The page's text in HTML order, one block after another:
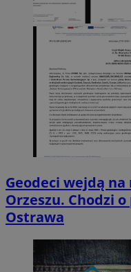
Geodeci wejdą
Orzeszu. Chodzi
Ostrawa